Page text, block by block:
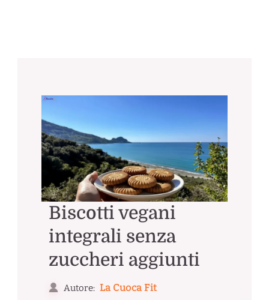
Biscotti vegani
integrali senza
zuccheri aggiunti
Autore: La Cuoca Fit